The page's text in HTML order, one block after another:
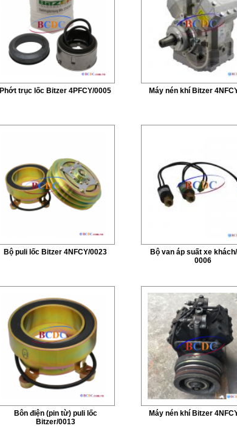
Phớt trục lốc Bitzer 4PFCY/0005 Máy nén khí Bitzer
Bộ puli lốc Bitzer 4NFCY/0023
Bộ van áp suất xe
0006
Bôn điện (pin từ) puli lốc
Bitzer/0013
Máy nén khí Bitzer